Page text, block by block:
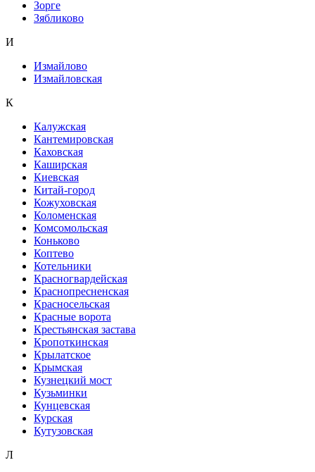
Зорге
Зябликово
И
Измайлово
Измайловская
К
Калужская
Кантемировская
Каховская
Каширская
Киевская
Китай-город
Кожуховская
Коломенская
Комсомольская
Коньково
Коптево
Котельники
Красногвардейская
Краснопресненская
Красносельская
Красные ворота
Крестьянская застава
Кропоткинская
Крылатское
Крымская
Кузнецкий мост
Кузьминки
Кунцевская
Курская
Кутузовская
Л